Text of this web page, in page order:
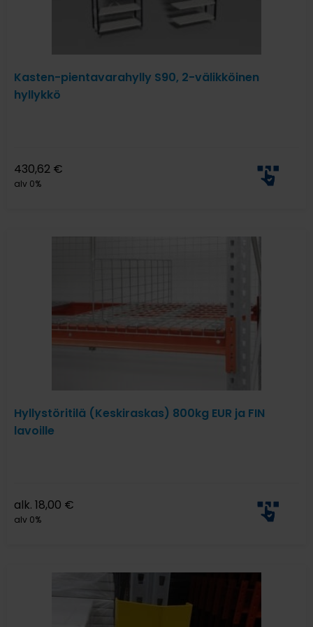
Kasten-pientavarahylly S90, 2-välikköinen
hyllykkö
430,62 €
alv 0%
Hyllystöritilä (Keskiraskas) 800kg EUR ja FIN
lavoille
alk. 18,00 €
alv 0%